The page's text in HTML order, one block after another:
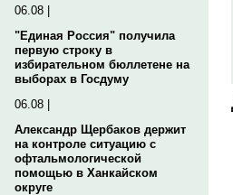
06.08 |
"Единая Россия" получила
первую строку в
избирательном бюллетене на
выборах в Госдуму
06.08 |
Александр Щербаков держит
на контроле ситуацию с
офтальмологической
помощью в Ханкайском
округе